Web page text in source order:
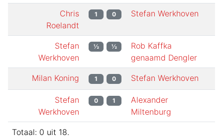
Chris
Roelandt
1 0 Stefan Werkhoven
Stefan
Werkhoven
½ ½
Rob Kaffka
genaamd Dengler
Milan Koning 1 0 Stefan Werkhoven
Stefan
Werkhoven
0 1
Alexander
Miltenburg
Totaal: 0 uit 18.